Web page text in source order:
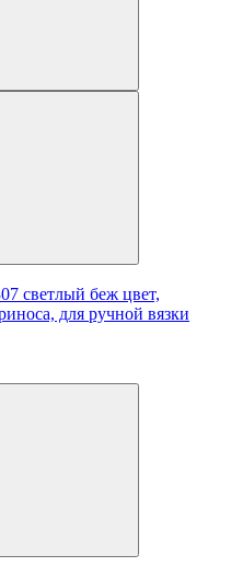
светлый беж цвет,
для ручной вязки